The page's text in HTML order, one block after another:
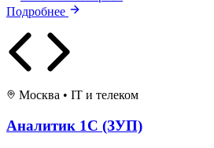
Подробнее
Москва • IT и телеком
Аналитик 1С (ЗУП)